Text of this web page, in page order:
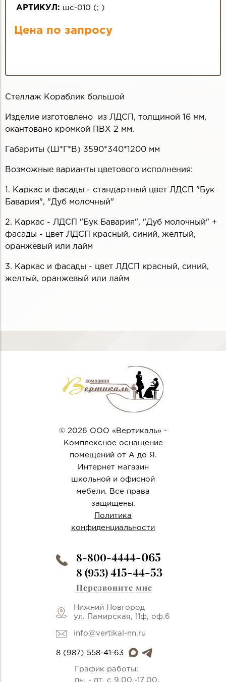
АРТИКУЛ: шс-010 ( ; )
Цена по запросу
Стеллаж Кораблик большой
Изделие изготовлено из ЛДСП, толщиной 16 мм,
окантовано кромкой ПВХ 2 мм.
Габариты (Ш*Г*В) 3590*340*1200 мм
Возможные варианты цветового исполнения:
1. Каркас и фасады - стандартный цвет ЛДСП "Бук
Бавария", "Дуб молочный"
2. Каркас - ЛДСП "Бук Бавария", "Дуб молочный" +
фасады - цвет ЛДСП красный, синий, желтый,
оранжевый или лайм
3. Каркас и фасады - цвет ЛДСП красный, синий,
желтый, оранжевый или лайм
© 2026 ООО «Вертикаль» -
Комплексное оснащение
помещений от А до Я.
Интернет магазин
школьной и офисной
мебели. Все права
защищены.
Политика
конфиденциальности
8-800-4444-065
8 (953)415-44-53
Перезвоните мне
Нижний Новгород
ул. Памирская, 11ф, оф.6
info@vertikal-nn.ru
8 (987) 558-41-63
График работы:
пн. - пт. с 9.00.-17.00,